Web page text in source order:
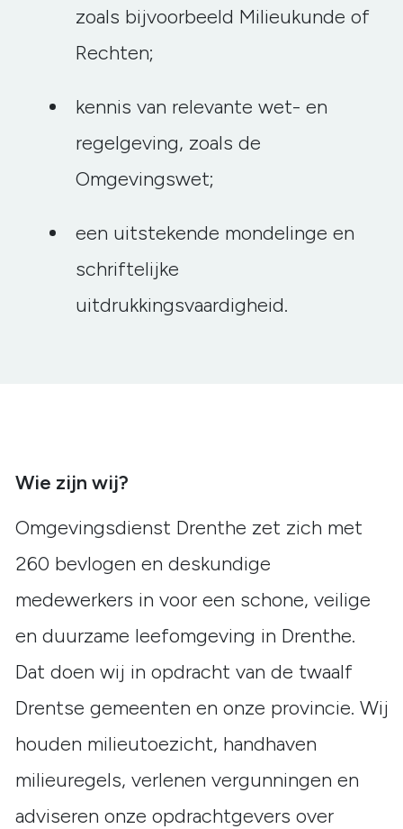
zoals bijvoorbeeld Milieukunde of
Rechten;
kennis van relevante wet- en
regelgeving, zoals de
Omgevingswet;
een uitstekende mondelinge en
schriftelijke
uitdrukkingsvaardigheid.
Wie zijn wij?
Omgevingsdienst Drenthe zet zich met
260 bevlogen en deskundige
medewerkers in voor een schone, veilige
en duurzame leefomgeving in Drenthe.
Dat doen wij in opdracht van de twaalf
Drentse gemeenten en onze provincie. Wij
houden milieutoezicht, handhaven
milieuregels, verlenen vergunningen en
adviseren onze opdrachtgevers over